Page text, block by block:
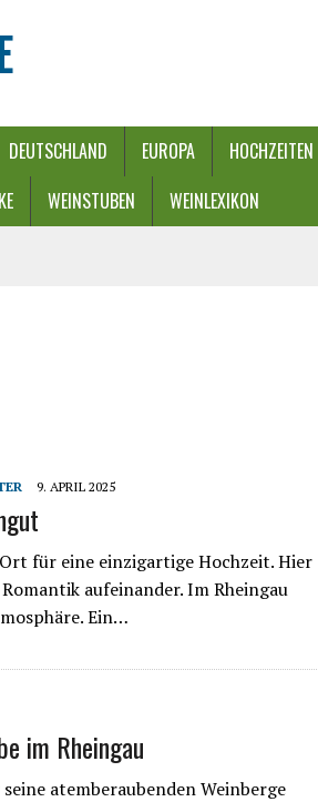
DEUTSCHLAND EUROPA HOCHZEITEN
WEINSTUBEN WEINLEXIKON
9. APRIL 2025
für eine einzigartige Hochzeit. Hier
aufeinander. Im Rheingau
Ein…
im Rheingau
atemberaubenden Weinberge